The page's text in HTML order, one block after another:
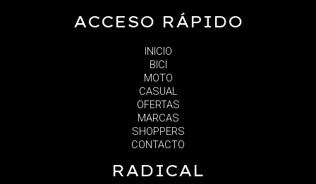
ACCESO RÁPIDO
INICIO
BICI
MOTO
CASUAL
OFERTAS
MARCAS
SHOPPERS
CONTACTO
RADICAL